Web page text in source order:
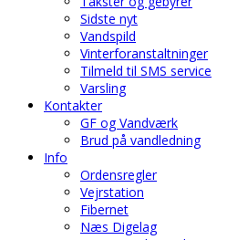
Sidste nyt
Vandspild
Vinterforanstaltninger
Tilmeld til SMS service
Varsling
Kontakter
GF og Vandværk
Brud på vandledning
Info
Ordensregler
Vejrstation
Fibernet
Næs Digelag